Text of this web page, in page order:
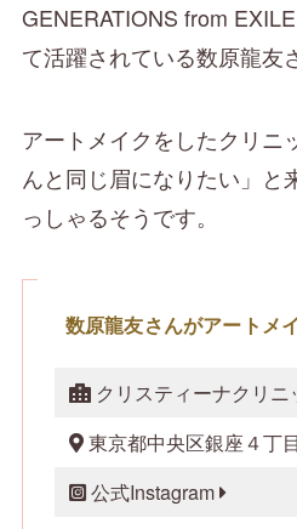
GENERATIONS from
て活躍されている数原龍友
アートメイクをしたクリニ
んと同じ眉になりたい」と
っしゃるそうです。
数原龍友さんがアートメ
クリスティーナクリニ
東京都中央区銀座４丁
公式Instagram